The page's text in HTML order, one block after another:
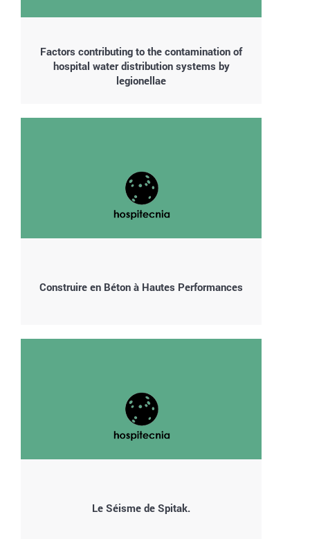
Factors contributing to the contamination of
hospital water distribution systems by
legionellae
Construire en Béton à Hautes Performances
Le Séisme de Spitak.